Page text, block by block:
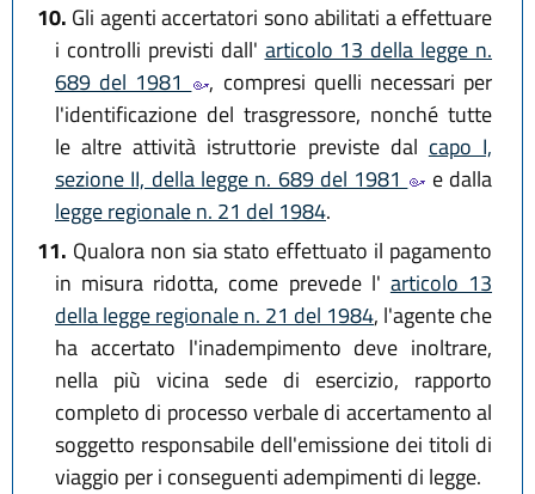
10. Gli agenti accertatori sono abilitati a effettuare
i controlli previsti dall' articolo 13 della legge n.
689 del 1981
, compresi quelli necessari per
l'identificazione del trasgressore, nonché tutte
le altre attività istruttorie previste dal capo I,
sezione II, della legge n. 689 del 1981
e dalla
legge regionale n. 21 del 1984.
11. Qualora non sia stato effettuato il pagamento
in misura ridotta, come prevede l' articolo 13
della legge regionale n. 21 del 1984, l'agente che
ha accertato l'inadempimento deve inoltrare,
nella più vicina sede di esercizio, rapporto
completo di processo verbale di accertamento al
soggetto responsabile dell'emissione dei titoli di
viaggio per i conseguenti adempimenti di legge.